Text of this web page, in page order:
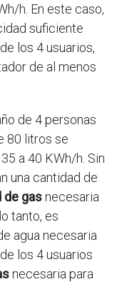
h. En este caso,
suficiente
los 4 usuarios,
de al menos
de 4 personas
80 litros se
a 40 KWh/h. Sin
una cantidad de
de gasnecesaria
tanto, es
agua necesaria
los 4 usuarios
necesaria para